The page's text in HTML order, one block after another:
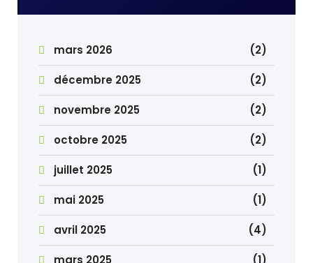
mars 2026 (2)
décembre 2025 (2)
novembre 2025 (2)
octobre 2025 (2)
juillet 2025 (1)
mai 2025 (1)
avril 2025 (4)
mars 2025 (1)